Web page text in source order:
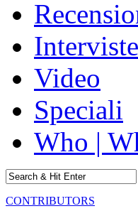
Interviste
Video
Speciali
Who |
CONTRIBUTORS